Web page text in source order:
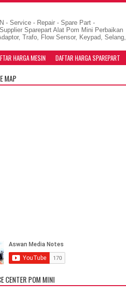
- Service - Repair - Spare Part -
Sparepart Alat Pom Mini Perbaikan
Trafo, Flow Sensor, Keypad, Selang,
HARGA MESIN DAFTAR HARGA SPAREPART
MAP
CENTER POM MINI